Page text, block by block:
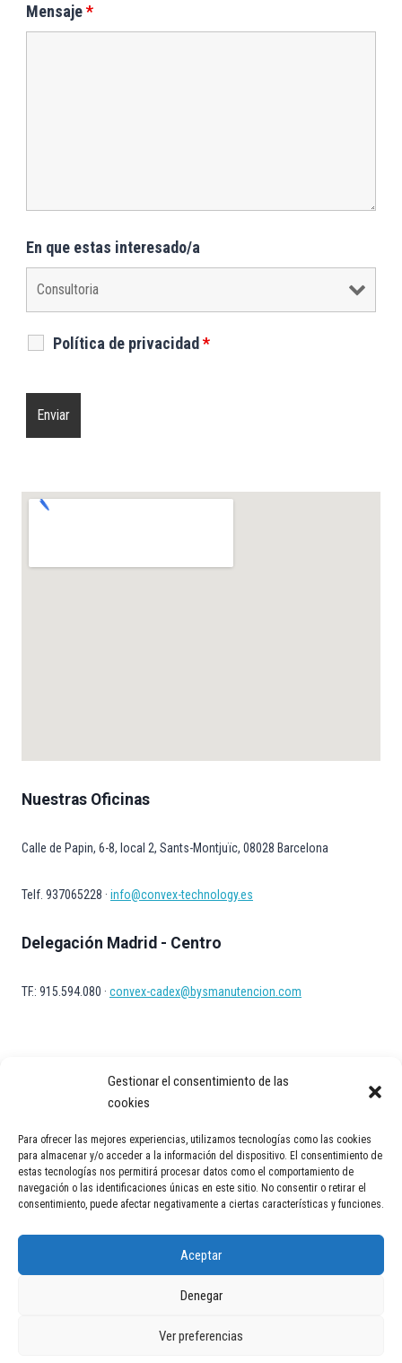
Gestionar el consentimiento de las
cookies
Para ofrecer las mejores experiencias, utilizamos tecnologías como las cookies
para almacenar y/o acceder a la información del dispositivo. El consentimiento de
estas tecnologías nos permitirá procesar datos como el comportamiento de
navegación o las identificaciones únicas en este sitio. No consentir o retirar el
consentimiento, puede afectar negativamente a ciertas características y funciones.
Aceptar
Denegar
Ver preferencias
Mensaje*
En que estas interesado/a
Política de privacidad *
Nuestras Oficinas
Calle de Papin, 6-8, local 2, Sants-Montjuïc, 08028 Barcelona
Telf. 937065228 · info@convex-technology.es
Delegación Madrid - Centro
TF.: 915.594.080 · convex-cadex@bysmanutencion.com
Aviso Legal Política de privacidad Política de Cookies
Contacto
© 2026 Transportadores industriales en España | Cintas y soluciones